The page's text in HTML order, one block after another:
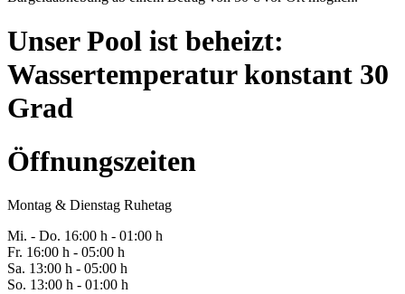
Unser Pool ist beheizt:
Wassertemperatur konstant 30
Grad
Öffnungszeiten
Montag & Dienstag Ruhetag
Mi. - Do. 16:00 h - 01 :00 h
Fr. 16:00 h - 05:00 h
Sa. 13:00 h - 05:00 h
So. 13:00 h - 01:00 h